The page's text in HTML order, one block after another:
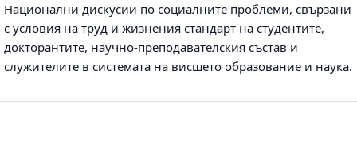
Национални дискусии по социалните проблеми, свързани
с условия на труд и жизнения стандарт на студентите,
докторантите, научно-преподавателския състав и
служителите в системата на висшето образование и наука.